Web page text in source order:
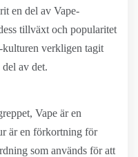
en del av Vape-
tillväxt och popularitet
kulturen verkligen tagit
av det.
Vape är en
är en förkortning för
som används för att